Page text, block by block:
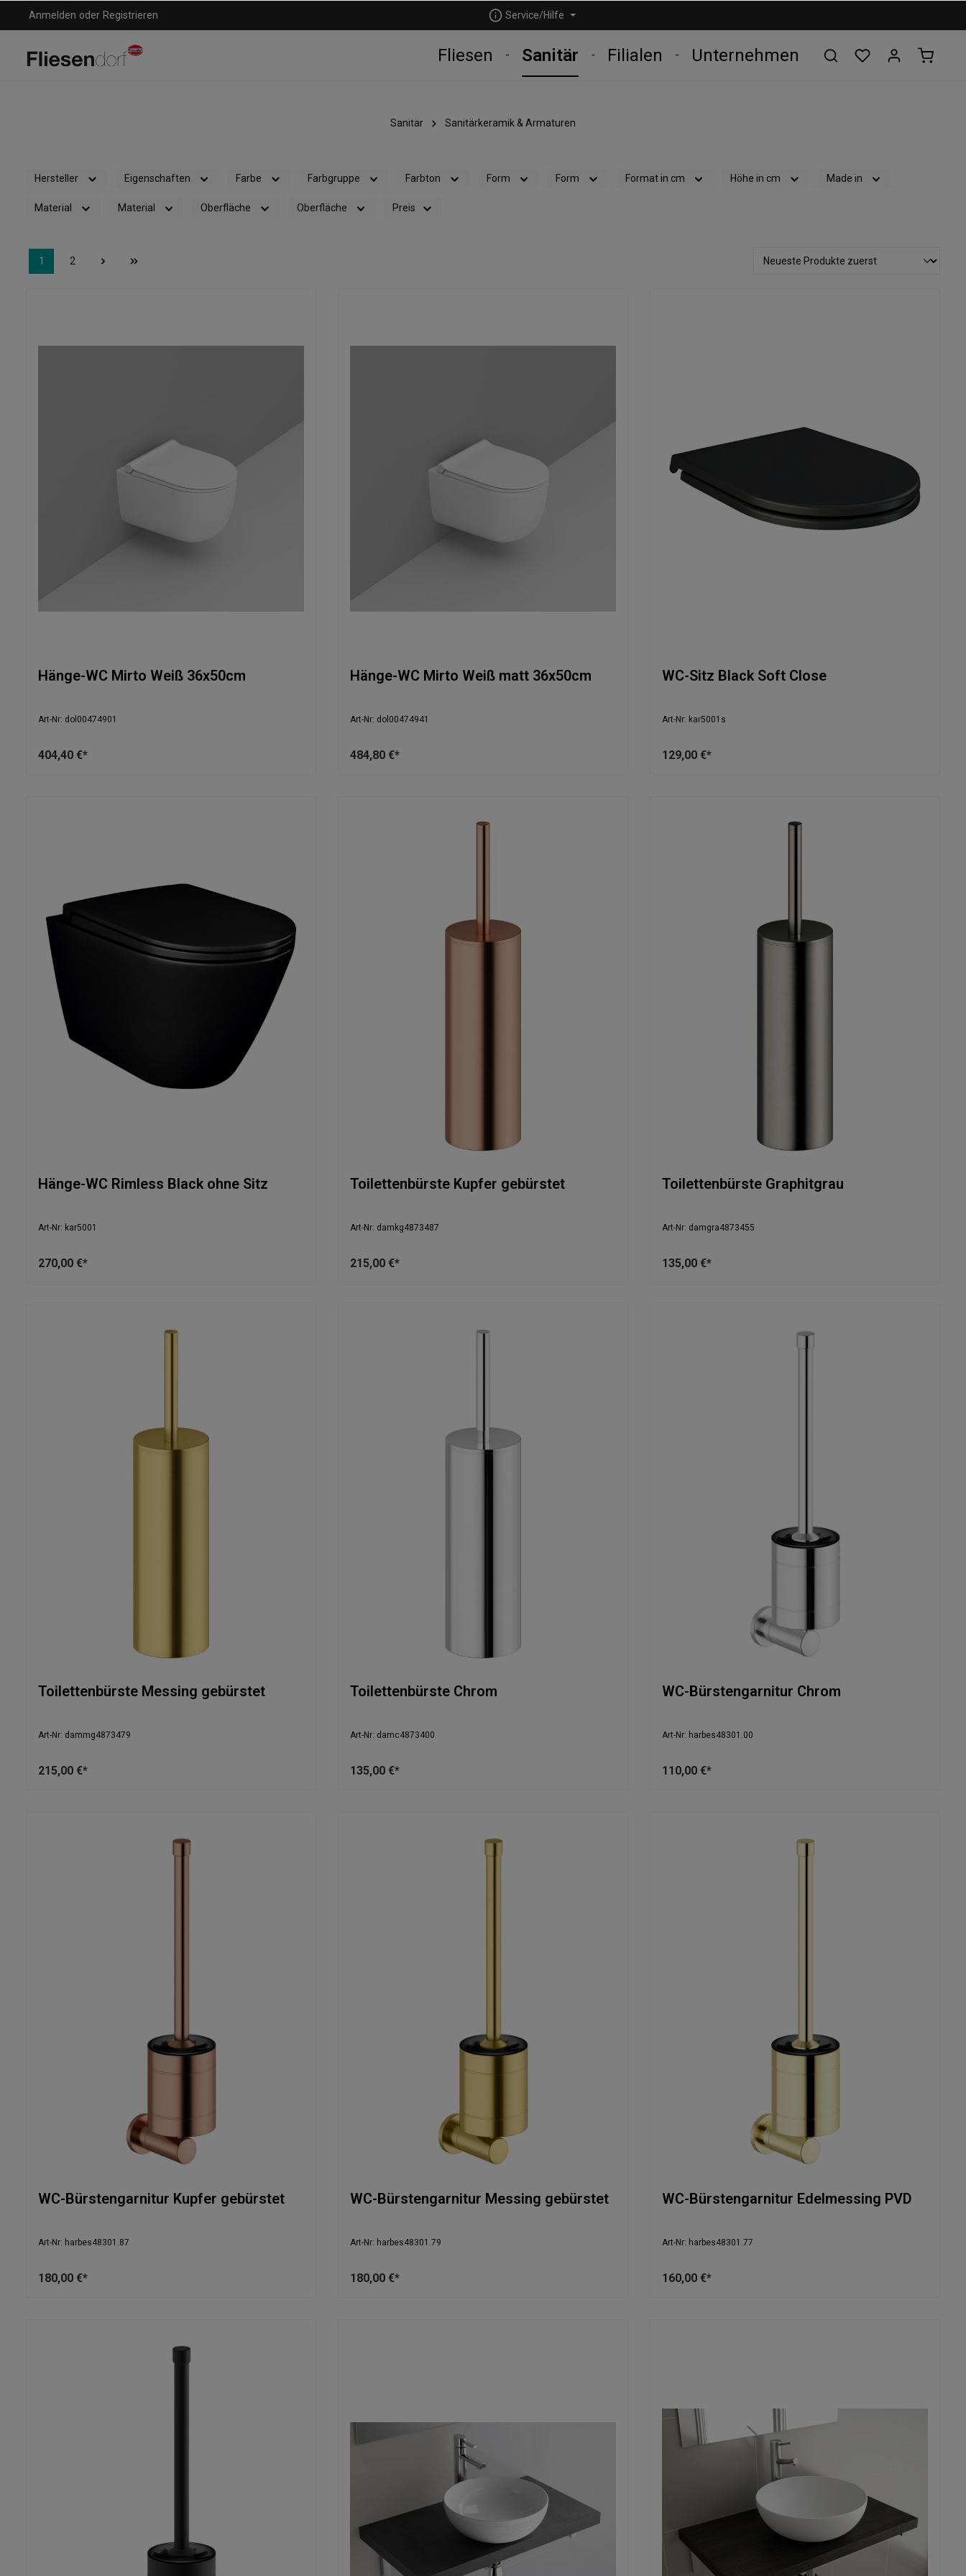
Anmelden oder Registrieren Service/Hilfe
Fliesen Sanitär Filialen Unternehmen
Sanitär Sanitärkeramik & Armaturen
Hersteller Eigenschaften Farbe Farbgruppe Farbton Form Form Format in cm Höhe in cm Made in
Material Material Oberfläche Oberfläche Preis
1 2
Hänge-WC Mirto Weiß 36x50cm
Art-Nr: dol00474901
404,40 €*
Hänge-WC Mirto Weiß matt 36x50cm
Art-Nr: dol00474941
484,80 €*
WC-Sitz Black Soft Close
Art-Nr: kar5001s
129,00 €*
Hänge-WC Rimless Black ohne Sitz
Art-Nr: kar5001
270,00 €*
Toilettenbürste Kupfer gebürstet
Art-Nr: damkg4873487
215,00 €*
Toilettenbürste Graphitgrau
Art-Nr: damgra4873455
135,00 €*
Toilettenbürste Messing gebürstet
Art-Nr: dammg4873479
215,00 €*
Toilettenbürste Chrom
Art-Nr: damc4873400
135,00 €*
WC-Bürstengarnitur Chrom
Art-Nr: harbes48301.00
110,00 €*
WC-Bürstengarnitur Kupfer gebürstet
Art-Nr: harbes48301.87
180,00 €*
WC-Bürstengarnitur Messing gebürstet
Art-Nr: harbes48301.79
180,00 €*
WC-Bürstengarnitur Edelmessing PVD
Art-Nr: harbes48301.77
160,00 €*